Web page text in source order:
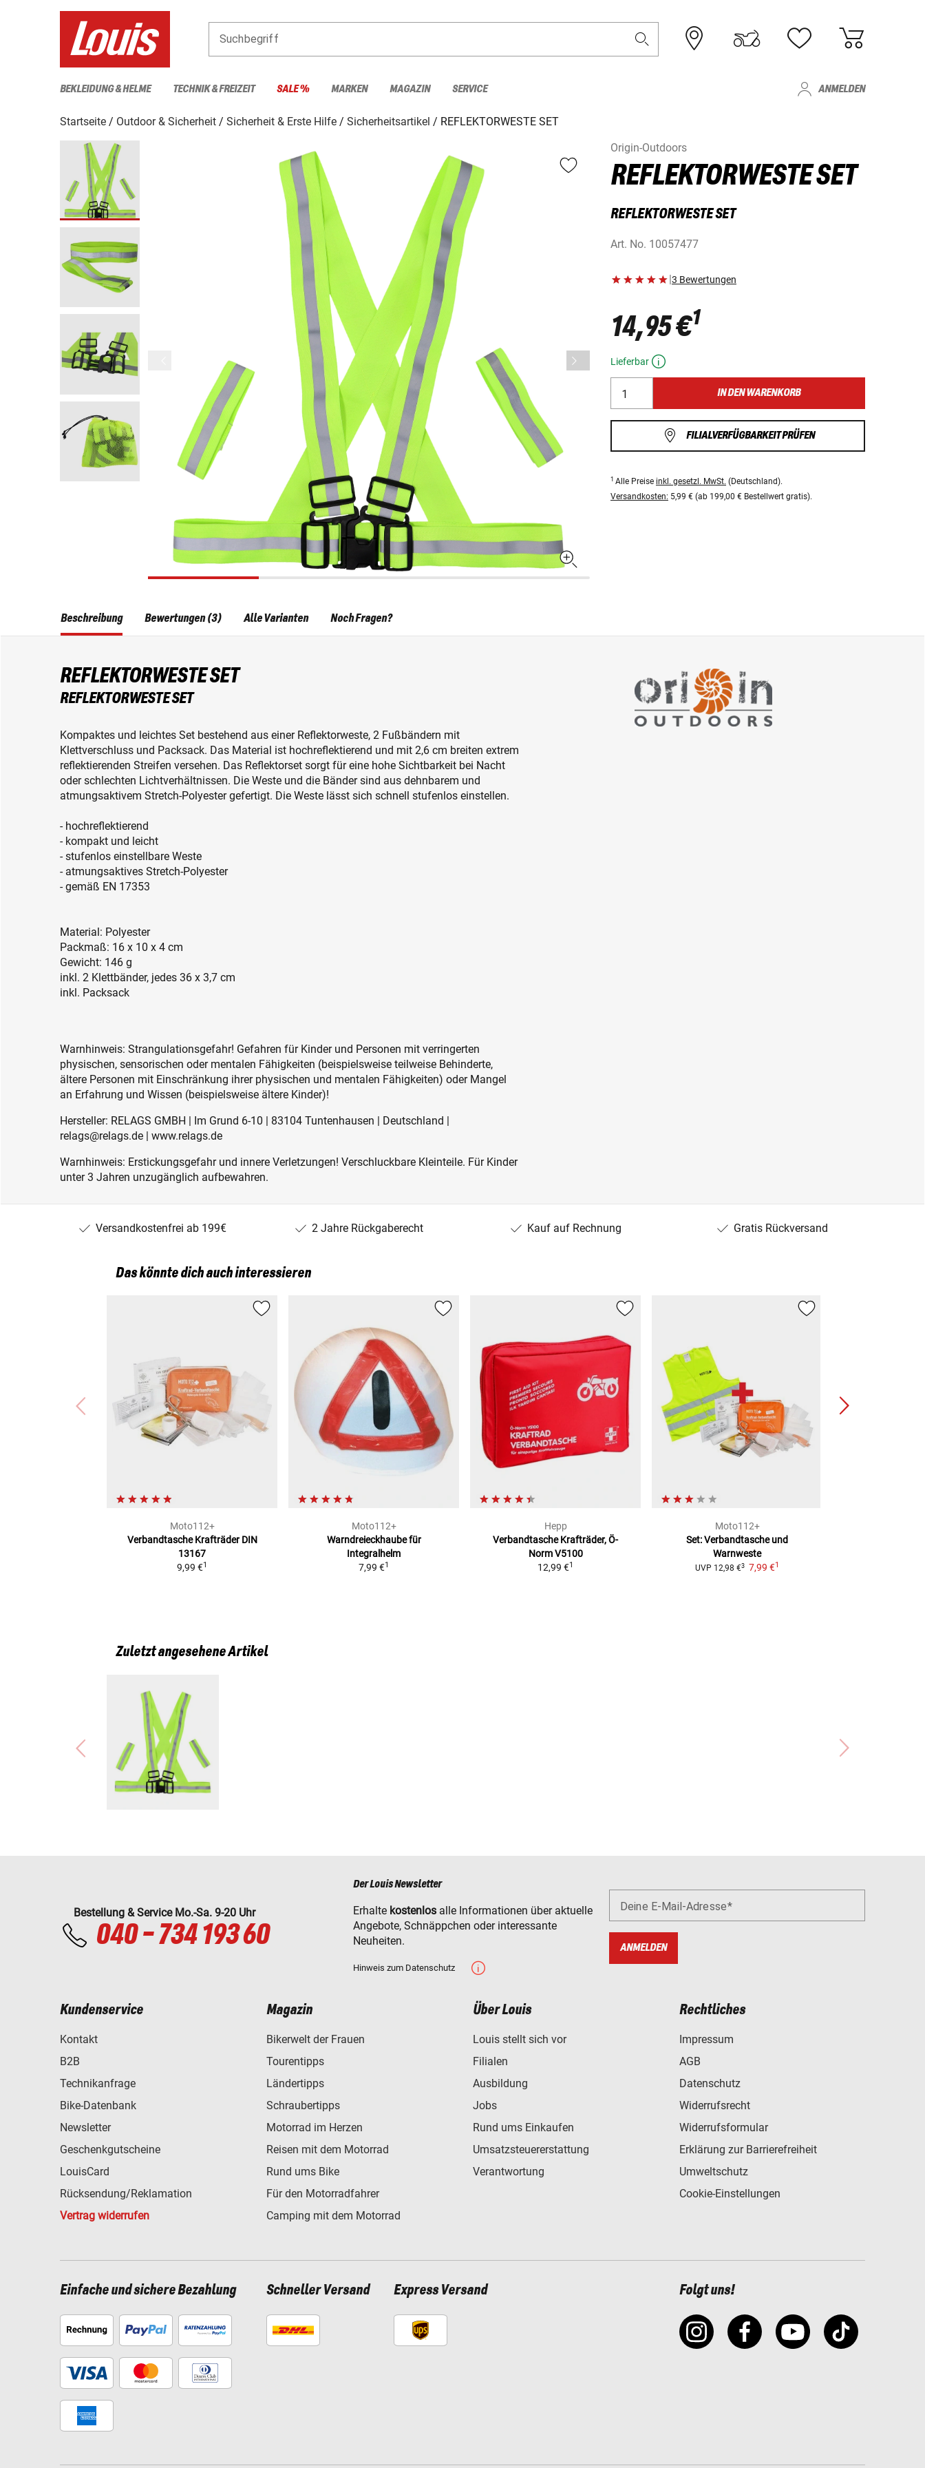
Suchbegriff
BEKLEIDUNG & HELME TECHNIK & FREIZEIT SALE % MARKEN MAGAZIN SERVICE ANMELDEN
Startseite Outdoor & Sicherheit Sicherheit & Erste Hilfe Sicherheitsartikel
REFLEKTORWESTE SET
Origin-Outdoors
REFLEKTORWESTE SET
REFLEKTORWESTE SET
Art. No. 10057477
|3 Bewertungen
14,95 €1
Lieferbar
IN DEN WARENKORB
FILIALVERFÜGBARKEIT PRÜFEN
1 Alle Preise inkl. gesetzl. MwSt. (Deutschland).
Versandkosten: 5,99 € (ab 199,00 € Bestellwert gratis).
Beschreibung
REFLEKTORWESTE SET
REFLEKTORWESTE SET
Kompaktes und leichtes Set bestehend aus einer Reflektorweste, 2 Fußbändern mit
Klettverschluss und Packsack. Das Material ist hochreflektierend und mit 2,6 cm breiten extrem
reflektierenden Streifen versehen. Das Reflektorset sorgt für eine hohe Sichtbarkeit bei Nacht
oder schlechten Lichtverhältnissen. Die Weste und die Bänder sind aus dehnbarem und
atmungsaktivem Stretch-Polyester gefertigt. Die Weste lässt sich schnell stufenlos einstellen.
- hochreflektierend
- kompakt und leicht
- stufenlos einstellbare Weste
- atmungsaktives Stretch-Polyester
- gemäß EN 17353
Material: Polyester
Packmaß: 16 x 10 x 4 cm
Gewicht: 146 g
inkl. 2 Klettbänder, jedes 36 x 3,7 cm
inkl. Packsack
Warnhinweis: Strangulationsgefahr! Gefahren für Kinder und Personen mit verringerten
physischen, sensorischen oder mentalen Fähigkeiten (beispielsweise teilweise Behinderte,
ältere Personen mit Einschränkung ihrer physischen und mentalen Fähigkeiten) oder Mangel
an Erfahrung und Wissen (beispielsweise ältere Kinder)!
Hersteller: RELAGS GMBH | Im Grund 6-10 | 83104 Tuntenhausen | Deutschland |
relags@relags.de | www.relags.de
Warnhinweis: Erstickungsgefahr und innere Verletzungen! Verschluckbare Kleinteile. Für Kinder
unter 3 Jahren unzugänglich aufbewahren.
Bewertungen (3) Alle Varianten Noch Fragen?
Versandkostenfrei ab 199€ 2 Jahre Rückgaberecht Kauf auf Rechnung Gratis Rückversand
Das könnte dich auch interessieren
Moto112+
Verbandtasche Krafträder DIN
13167
9,99 €1
Moto112+
Warndreieckhaube für
Integralhelm
7,99 €1
Hepp
Verbandtasche Krafträder, Ö-
Norm V5100
12,99 €1
Moto112+
Set: Verbandtasche und
Warnweste
UVP 12,98 €3 7,99 €1
Zuletzt angesehene Artikel
Bestellung & Service Mo.-Sa. 9-20 Uhr
040 - 734 193 60
Der Louis Newsletter
Erhalte kostenlos alle Informationen über aktuelle
Angebote, Schnäppchen oder interessante
Neuheiten.
Hinweis zum Datenschutz
Deine E-Mail-Adresse
ANMELDEN
Kundenservice
Kontakt
B2B
Technikanfrage
Bike-Datenbank
Newsletter
Geschenkgutscheine
LouisCard
Rücksendung/Reklamation
Vertrag widerrufen
Magazin
Bikerwelt der Frauen
Tourentipps
Ländertipps
Schraubertipps
Motorrad im Herzen
Reisen mit dem Motorrad
Rund ums Bike
Für den Motorradfahrer
Camping mit dem Motorrad
Über Louis
Louis stellt sich vor
Filialen
Ausbildung
Jobs
Rund ums Einkaufen
Umsatzsteuererstattung
Verantwortung
Rechtliches
Impressum
AGB
Datenschutz
Widerrufsrecht
Widerrufsformular
Erklärung zur Barrierefreiheit
Umweltschutz
Cookie-Einstellungen
Einfache und sichere Bezahlung Schneller Versand Express Versand Folgt uns!